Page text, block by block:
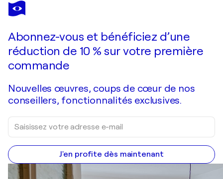
BEHSHAD
ARJOMANDI
Je passe commande
Abonnez-vous et bénéficiez d’une
réduction de 10 % sur votre première
commande
Nouvelles œuvres, coups de cœur de nos
conseillers, fonctionnalités exclusives.
J'en profite dès maintenant